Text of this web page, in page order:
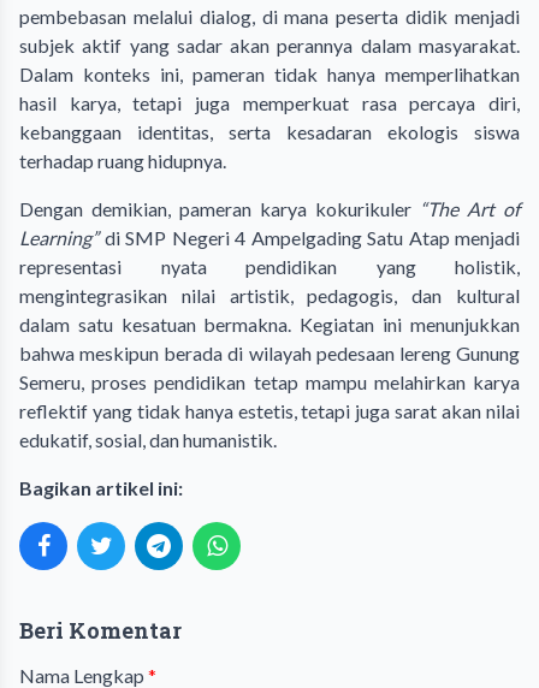
pembebasan melalui dialog, di mana peserta didik menjadi
subjek aktif yang sadar akan perannya dalam masyarakat.
Dalam konteks ini, pameran tidak hanya memperlihatkan
hasil karya, tetapi juga memperkuat rasa percaya diri,
kebanggaan identitas, serta kesadaran ekologis siswa
terhadap ruang hidupnya.
Dengan demikian, pameran karya kokurikuler “The Art of
Learning”di SMP Negeri 4 Ampelgading Satu Atap menjadi
representasi nyata pendidikan yang holistik,
mengintegrasikan nilai artistik, pedagogis, dan kultural
dalam satu kesatuan bermakna. Kegiatan ini menunjukkan
bahwa meskipun berada di wilayah pedesaan lereng Gunung
Semeru, proses pendidikan tetap mampu melahirkan karya
reflektif yang tidak hanya estetis, tetapi juga sarat akan nilai
edukatif, sosial, dan humanistik.
Bagikan artikel ini:
Beri Komentar
Nama Lengkap *